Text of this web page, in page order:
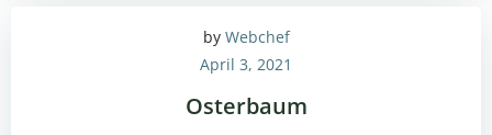
by Webchef
April 3, 2021
Osterbaum